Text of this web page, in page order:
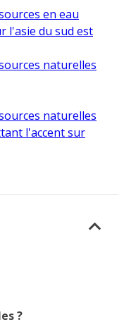
en eau
l'asie du sud est
naturelles
naturelles
l'accent sur
?